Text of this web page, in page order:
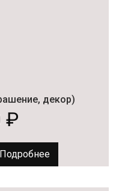
декор)
₽
Подробнее